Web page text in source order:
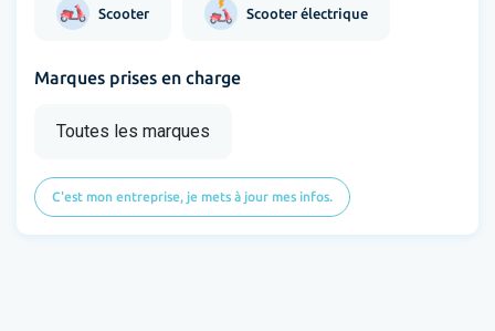
Scooter Scooter électrique
Marques prises en charge
Toutes les marques
C'est mon entreprise, je mets à jour mes infos.